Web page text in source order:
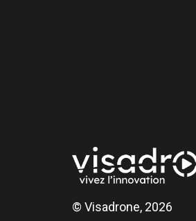
© Visadrone, 2026